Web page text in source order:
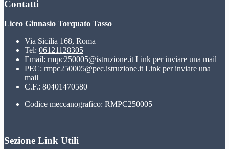
Contatti
Liceo Ginnasio Torquato Tasso
Via Sicilia 168, Roma
Tel: 06121128305
Email: rmpc250005@istruzione.it Link per inviare una mail
PEC: rmpc250005@pec.istruzione.it Link per inviare una
mail
C.F.: 80401470580
Codice meccanografico: RMPC250005
Sezione Link Utili